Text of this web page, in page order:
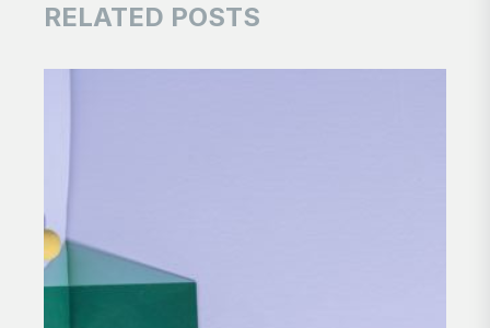
RELATED POSTS